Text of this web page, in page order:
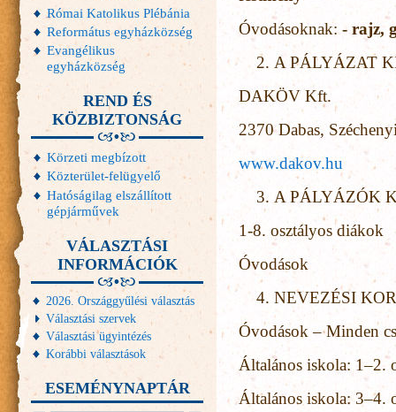
Óvodásoknak: - rajz,
A PÁLYÁZAT
DAKÖV Kft.
2370 Dabas,
www.dakov.hu
A PÁLYÁZÓK
1-8. osztályos diákok
Óvodások
NEVEZÉSI
Óvodások – Minden
Általános iskola: 1–2.
Általános iskola: 3–4.
Római Katolikus Plébánia
Református egyházközség
Evangélikus
egyházközség
REND ÉS
KÖZBIZTONSÁG
Körzeti megbízott
Közterület-felügyelő
Hatóságilag elszállított
gépjárművek
VÁLASZTÁSI
INFORMÁCIÓK
2026. Országgyűlési választás
Választási szervek
Választási ügyintézés
Korábbi választások
ESEMÉNYNAPTÁR